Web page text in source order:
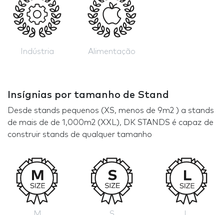
Indústria Alimentação
Insígnias por tamanho de Stand
Desde stands pequenos (XS, menos de 9m2 ) a stands
de mais de de 1,000m2 (XXL), DK STANDS é capaz de
construir stands de qualquer tamanho